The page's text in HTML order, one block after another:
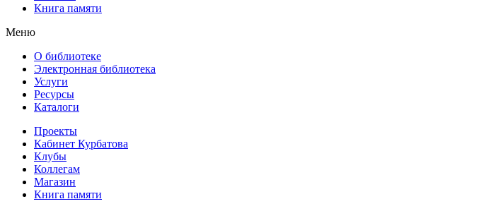
Книга памяти
Меню
О библиотеке
Электронная библиотека
Услуги
Ресурсы
Каталоги
Проекты
Кабинет Курбатова
Клубы
Коллегам
Магазин
Книга памяти